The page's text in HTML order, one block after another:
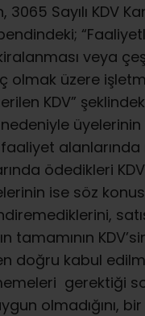
3065 Sayılı KDV
veya
olmak üzere
KDV”
faaliyet
ödedikleri
ise söz
tamamının
doğru kabul
gerektiği
olmadığını,